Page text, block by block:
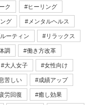
ク ヒーリング
グ メンタルヘルス
ーティン リラックス
調 働き方改革
大人女子 女性向け
苦しい 成績アップ
労回復 癒し効果